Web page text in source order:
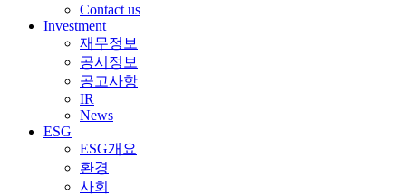
Contact us
Investment
재무정보
공시정보
공고사항
IR
News
ESG
ESG개요
환경
사회